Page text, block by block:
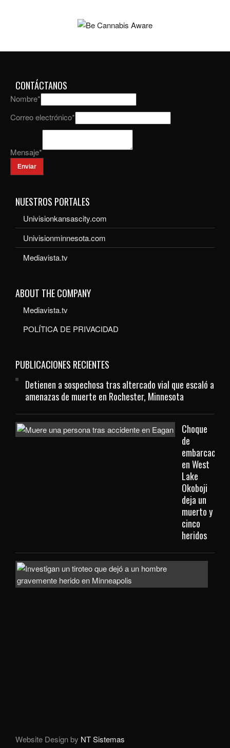
CONTÁCTANOS
Nombre*
Correo electrónico*
Mensaje*
Enviar
NUESTROS PORTALES
Univisionkansascity.com
Univisionminnesota.com
Mediavista.tv
ABOUT THE COMPANY
Mediavista.tv
POLÍTICA DE PRIVACIDAD
PUBLICACIONES RECIENTES
Detienen a sospechosa tras altercado vial que escaló a
amenazas de muerte en Rochester, Minnesota
Choque
de
en West
Lake
Okoboji
deja un
muerto y
cinco
heridos
Website Design by NT Sistemas